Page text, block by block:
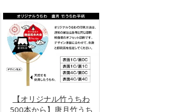
【オリジナル竹うちわ
500本から】唐月竹うち